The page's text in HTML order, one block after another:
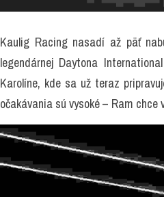
Kaulig Racing nasadí až päť
legendárnej Daytona
Karolíne, kde sa už teraz
očakávania sú vysoké – Ram chce